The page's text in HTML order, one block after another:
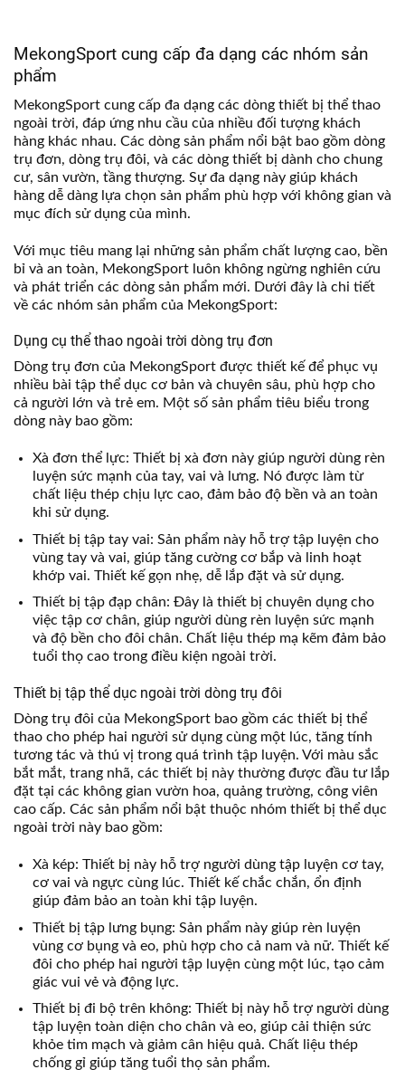
MekongSport cung cấp đa dạng các nhóm sản
phẩm
MekongSport cung cấp đa dạng các dòng thiết bị thể thao
ngoài trời, đáp ứng nhu cầu của nhiều đối tượng khách
hàng khác nhau. Các dòng sản phẩm nổi bật bao gồm dòng
trụ đơn, dòng trụ đôi, và các dòng thiết bị dành cho chung
cư, sân vườn, tầng thượng. Sự đa dạng này giúp khách
hàng dễ dàng lựa chọn sản phẩm phù hợp với không gian và
mục đích sử dụng của mình.
Với mục tiêu mang lại những sản phẩm chất lượng cao, bền
bỉ và an toàn, MekongSport luôn không ngừng nghiên cứu
và phát triển các dòng sản phẩm mới. Dưới đây là chi tiết
về các nhóm sản phẩm của MekongSport:
Dụng cụ thể thao ngoài trời dòng trụ đơn
Dòng trụ đơn của MekongSport được thiết kế để phục vụ
nhiều bài tập thể dục cơ bản và chuyên sâu, phù hợp cho
cả người lớn và trẻ em. Một số sản phẩm tiêu biểu trong
dòng này bao gồm:
Xà đơn thể lực: Thiết bị xà đơn này giúp người dùng rèn
luyện sức mạnh của tay, vai và lưng. Nó được làm từ
chất liệu thép chịu lực cao, đảm bảo độ bền và an toàn
khi sử dụng.
Thiết bị tập tay vai: Sản phẩm này hỗ trợ tập luyện cho
vùng tay và vai, giúp tăng cường cơ bắp và linh hoạt
khớp vai. Thiết kế gọn nhẹ, dễ lắp đặt và sử dụng.
Thiết bị tập đạp chân: Đây là thiết bị chuyên dụng cho
việc tập cơ chân, giúp người dùng rèn luyện sức mạnh
và độ bền cho đôi chân. Chất liệu thép mạ kẽm đảm bảo
tuổi thọ cao trong điều kiện ngoài trời.
Thiết bị tập thể dục ngoài trời dòng trụ đôi
Dòng trụ đôi của MekongSport bao gồm các thiết bị thể
thao cho phép hai người sử dụng cùng một lúc, tăng tính
tương tác và thú vị trong quá trình tập luyện. Với màu sắc
bắt mắt, trang nhã, các thiết bị này thường được đầu tư lắp
đặt tại các không gian vườn hoa, quảng trường, công viên
cao cấp. Các sản phẩm nổi bật thuộc nhóm thiết bị thể dục
ngoài trời này bao gồm:
Xà kép: Thiết bị này hỗ trợ người dùng tập luyện cơ tay,
cơ vai và ngực cùng lúc. Thiết kế chắc chắn, ổn định
giúp đảm bảo an toàn khi tập luyện.
Thiết bị tập lưng bụng: Sản phẩm này giúp rèn luyện
vùng cơ bụng và eo, phù hợp cho cả nam và nữ. Thiết kế
đôi cho phép hai người tập luyện cùng một lúc, tạo cảm
giác vui vẻ và động lực.
Thiết bị đi bộ trên không: Thiết bị này hỗ trợ người dùng
tập luyện toàn diện cho chân và eo, giúp cải thiện sức
khỏe tim mạch và giảm cân hiệu quả. Chất liệu thép
chống gỉ giúp tăng tuổi thọ sản phẩm.